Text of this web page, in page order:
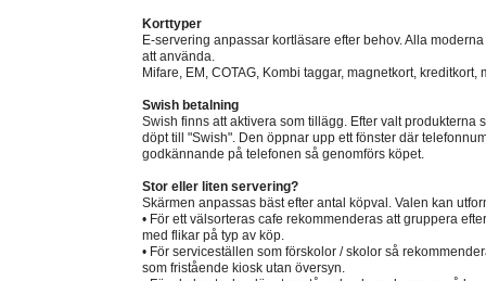
Korttyper
E-servering anpassar kortläsare efter behov. Alla
att använda.
Mifare, EM, COTAG, Kombi taggar, magnetkort, kreditkort,
Swish betalning
Swish finns att aktivera som tillägg. Efter valt produkterna
döpt till "Swish". Den öppnar upp ett fönster där
godkännande på telefonen så genomförs köpet.
Stor eller liten servering?
Skärmen anpassas bäst efter antal köpval. Valen kan
• För ett välsorteras cafe rekommenderas att gruppera
med flikar på typ av köp.
• För serviceställen som förskolor / skolor så
som fristående kiosk utan översyn.